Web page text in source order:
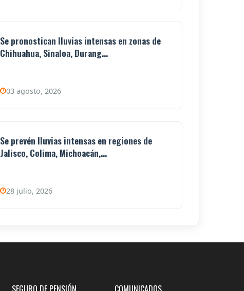
Se pronostican lluvias intensas en zonas de
Chihuahua, Sinaloa, Durang...
03 agosto, 2026
Se prevén lluvias intensas en regiones de
Jalisco, Colima, Michoacán,...
28 julio, 2026